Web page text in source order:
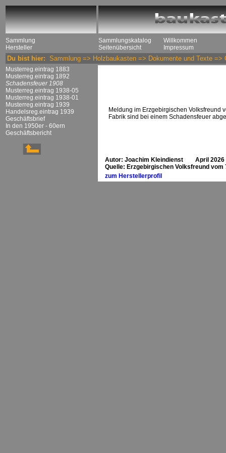
Sammlung
Hersteller
Sammlungskatalog
Seitenübersicht
Willkommen
Impressum
Du bist hier: Sammlung => Holzbaukasten => Dokumente und Texte =>
Musterreg.eintrag 1883
Musterreg.eintrag 1892
Schadensfeuer 1908
Musterreg.eintrag 1938-05
Musterreg.eintrag 1938-01
Musterreg.eintrag 1939
Handelsreg.eintrag 1939
Geschäftsbrief
In den 1950er - 60ern
Geschäftsbericht
Meldung im Erzgebirgischen Volksfreund
Fabrik sind bei einem Schadensfeuer
Autor: Joachim Kleindienst April 2026
Quelle: Erzgebirgischen Volksfreund vom
zum Herstellerprofil